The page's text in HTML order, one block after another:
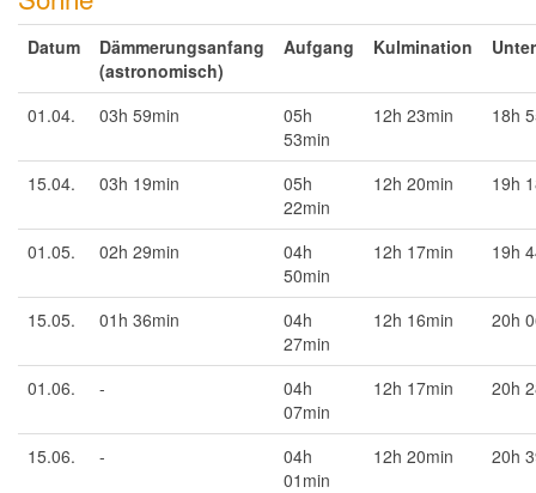
Datum
Dämmerungsanfang
(astronomisch)
Aufgang Kulmination
01.04. 03h 59min
05h
53min
12h 23min 18h
15.04. 03h 19min
05h
22min
12h 20min 19h
01.05. 02h 29min
04h
50min
12h 17min 19h
15.05. 01h 36min
04h
27min
12h 16min 20h
01.06. -
04h
07min
12h 17min 20h
15.06. -
04h
01min
12h 20min 20h